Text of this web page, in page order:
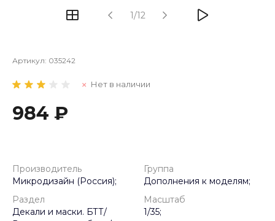
1/12
Артикул: 035242
Нет в наличии
984 ₽
Производитель
Микродизайн (Россия);
Группа
Дополнения к моделям;
Раздел
Декали и маски. БТТ/
Масштаб
1/35;